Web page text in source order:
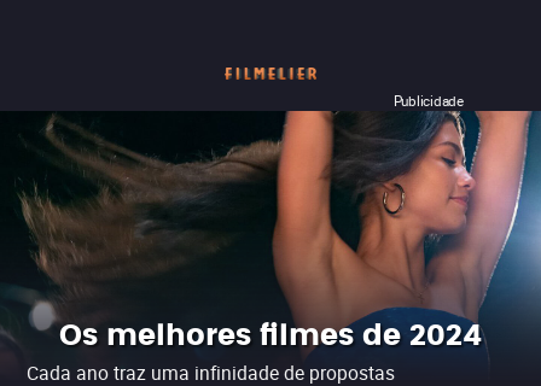
Publicidade
Os melhores filmes de 2024
Cada ano traz uma infinidade de propostas